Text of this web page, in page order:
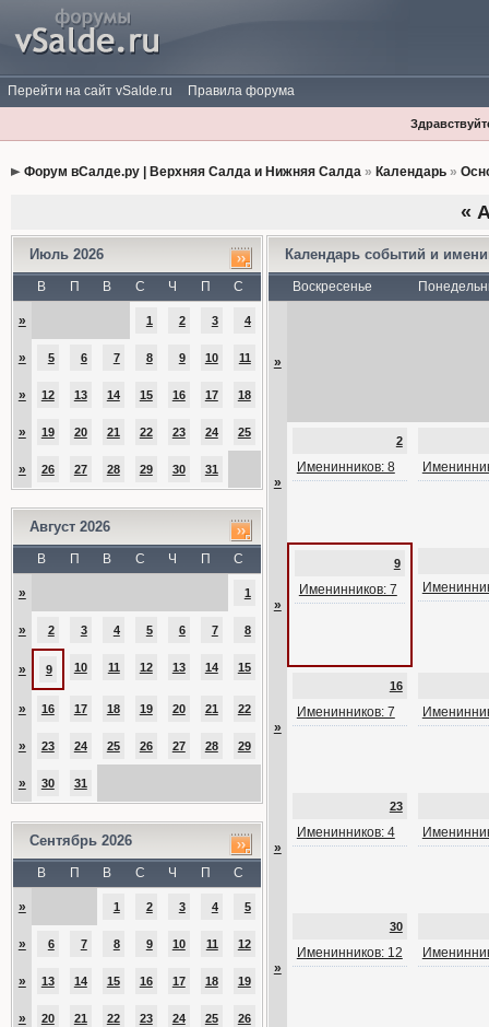
Перейти на сайт vSalde.ru Правила форума
Форум вСалде.ру | Верхняя Салда и Нижняя Салда» Календарь»
«
Июль 2026
В П В С Ч П С
» 1 2 3 4
» 5 6 7 8 9 10 11
» 12 13 14 15 16 17 18
» 19 20 21 22 23 24 25
» 26 27 28 29 30 31
Август 2026
В П В С Ч П С
» 1
» 2 3 4 5 6 7 8
» 9 10 11 12 13 14 15
» 16 17 18 19 20 21 22
» 23 24 25 26 27 28 29
» 30 31
Сентябрь 2026
В П В С Ч П С
» 1 2 3 4 5
» 6 7 8 9 10 11 12
» 13 14 15 16 17 18 19
» 20 21 22 23 24 25 26
Календарь событий и
Воскресенье
»
»
2
Именинников: 8
»
9
Именинников: 7
»
16
Именинников: 7
»
23
Именинников: 4
»
30
Именинников: 12